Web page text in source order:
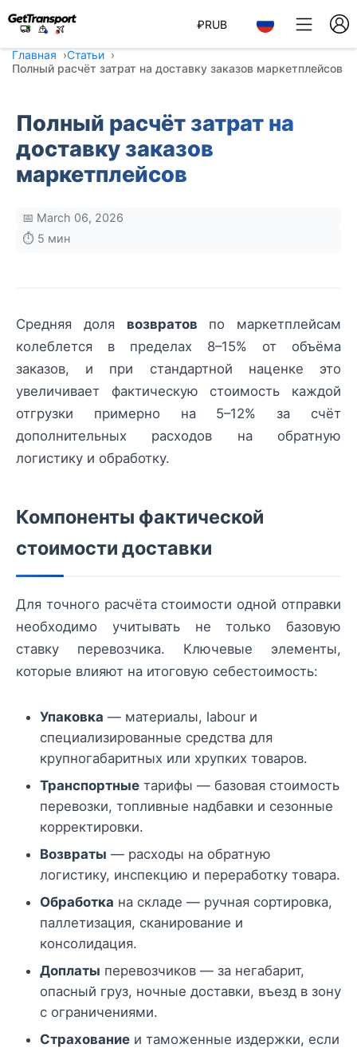
₽RUB
Главная
Статьи
Полный расчёт затрат на доставку заказов маркетплейсов
Полный расчёт затрат на
доставку заказов
маркетплейсов
📅 March 06, 2026
⏱️ 5 мин
Средняя доля возвратов по маркетплейсам
колеблется в пределах 8–15% от объёма
заказов, и при стандартной наценке это
увеличивает фактическую стоимость каждой
отгрузки примерно на 5–12% за счёт
дополнительных расходов на обратную
логистику и обработку.
Компоненты фактической
стоимости доставки
Для точного расчёта стоимости одной отправки
необходимо учитывать не только базовую
ставку перевозчика. Ключевые элементы,
которые влияют на итоговую себестоимость:
Упаковка — материалы, labour и
специализированные средства для
крупногабаритных или хрупких товаров.
Транспортные тарифы — базовая стоимость
перевозки, топливные надбавки и сезонные
корректировки.
Возвраты — расходы на обратную
логистику, инспекцию и переработку товара.
Обработка на складе — ручная сортировка,
паллетизация, сканирование и
консолидация.
Доплаты перевозчиков — за негабарит,
опасный груз, ночные доставки, въезд в зону
с ограничениями.
Страхование и таможенные издержки, если